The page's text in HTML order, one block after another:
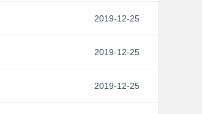
2019-12-25
2019-12-25
2019-12-25